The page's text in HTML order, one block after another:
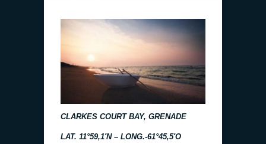
CLARKES COURT BAY, GRENADE
LAT. 11°59,1′N – LONG.-61°45,5′O